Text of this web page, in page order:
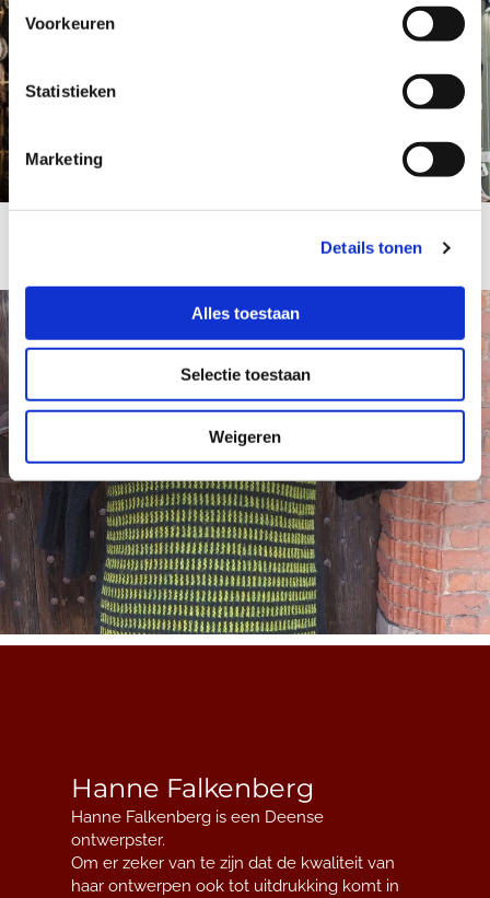
Voorkeuren
Statistieken
Marketing
Details tonen
Alles toestaan
Selectie toestaan
Weigeren
Hanne Falkenberg
Hanne Falkenberg is een Deense
ontwerpster.
Om er zeker van te zijn dat de kwaliteit van
haar ontwerpen ook tot uitdrukking komt in